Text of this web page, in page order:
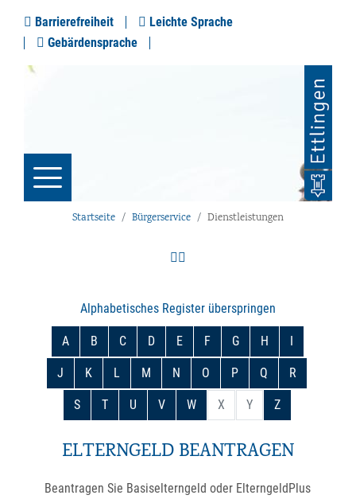
Barrierefreiheit
Leichte Sprache
Gebärdensprache
Startseite Bürgerservice Dienstleistungen
Alphabetisches Register überspringen
A B C D E F G H I
J K L M N O P Q R
S T U V W X Y Z
ELTERNGELD BEANTRAGEN
Beantragen Sie Basiselterngeld oder ElterngeldPlus